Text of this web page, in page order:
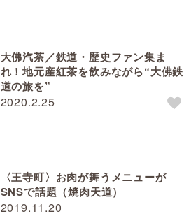
2020.2.25
大佛汽茶／鉄道・歴史ファン集ま
れ！地元産紅茶を飲みながら“大佛鉄
道の旅を”
2019.11.20
〈王寺町〉お肉が舞うメニューが
SNSで話題（焼肉天道）